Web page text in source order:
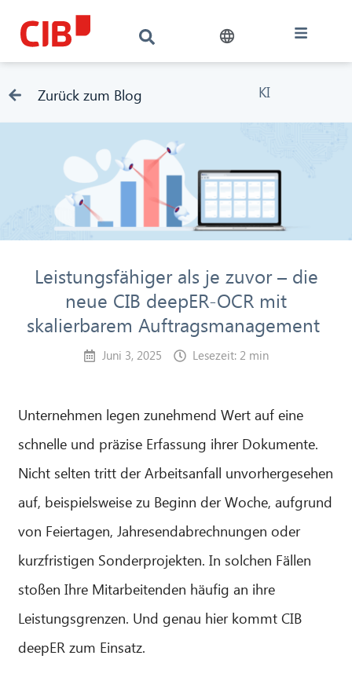
Zurück zum Blog KI
Leistungsfähiger als je zuvor – die
neue CIB deepER-OCR mit
skalierbarem Auftragsmanagement
Juni 3, 2025 Lesezeit: 2 min
Unternehmen legen zunehmend Wert auf eine
schnelle und präzise Erfassung ihrer Dokumente.
Nicht selten tritt der Arbeitsanfall unvorhergesehen
auf, beispielsweise zu Beginn der Woche, aufgrund
von Feiertagen, Jahresendabrechnungen oder
kurzfristigen Sonderprojekten. In solchen Fällen
stoßen Ihre Mitarbeitenden häufig an ihre
Leistungsgrenzen. Und genau hier kommt CIB
deepER zum Einsatz.